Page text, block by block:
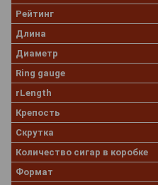
Рейтинг
Длина
Диаметр
Ring gauge
rLength
Крепость
Скрутка
Количество сигар в коробке
Формат